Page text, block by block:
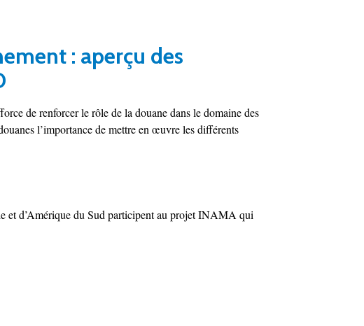
: aperçu des
de renforcer le rôle de la douane dans le domaine des
l’importance de mettre en œuvre les différents
et d’Amérique du Sud participent au projet INAMA qui